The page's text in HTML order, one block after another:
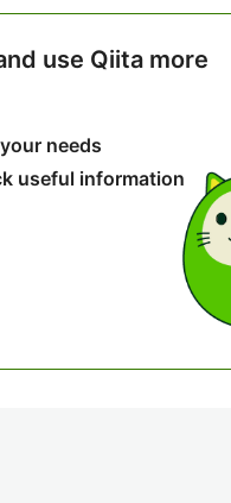
use Qiita more
needs
useful information